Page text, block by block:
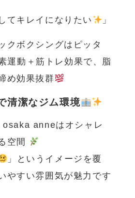
てキレイになりたい 」
クボクシングはピッタ
運動＋筋トレ効果で、脂
め効果抜群
清潔なジム環境
anneはオシャレ
空間
」というイメージを覆
やすい雰囲気が魅力です